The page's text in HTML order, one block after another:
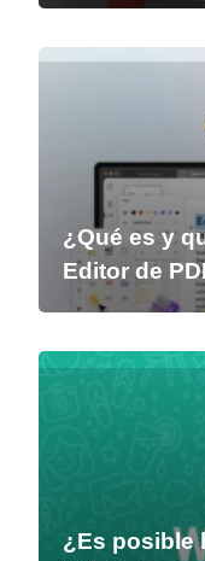
¿Qué es y
Editor de
¿Es posible